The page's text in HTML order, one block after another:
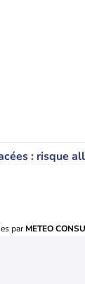
: risque
parMETEO